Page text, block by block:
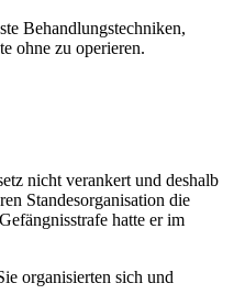
Behandlungstechniken,
ohne zu operieren.
nicht verankert und deshalb
Standesorganisation die
hatte er im
organisierten sich und